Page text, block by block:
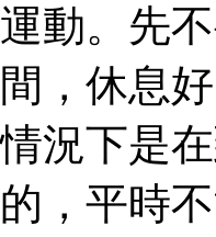
運動。先
間，休息
情況下是
的，平時